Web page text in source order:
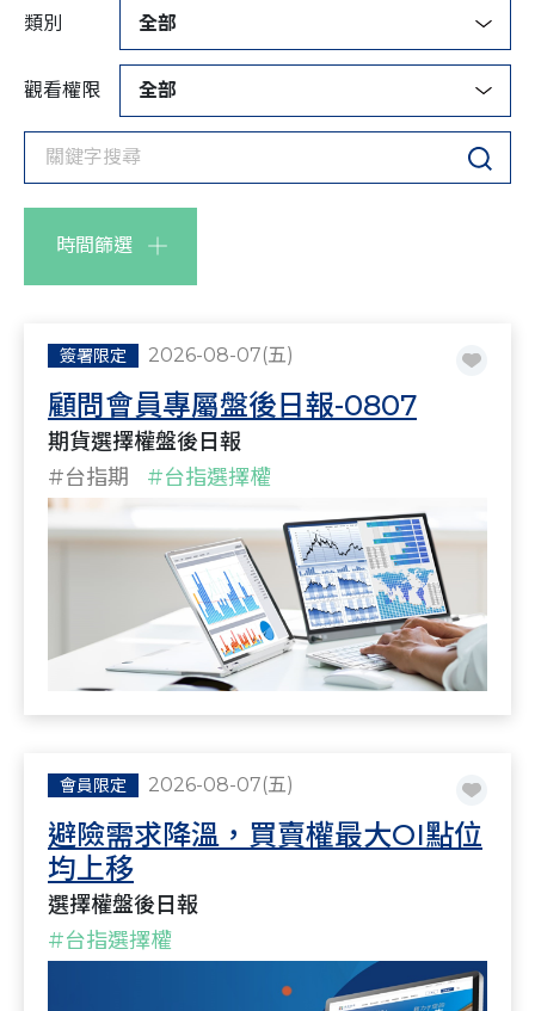
類別 全部
觀看權限 全部
時間篩選
簽署限定 2026-08-07(五)
顧問會員專屬盤後日報-0807
期貨選擇權盤後日報
#台指期
#台指選擇權
會員限定 2026-08-07(五)
避險需求降溫，買賣權最大OI點位
均上移
選擇權盤後日報
#台指選擇權